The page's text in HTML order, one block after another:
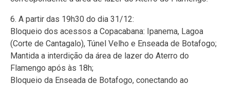
6. A partir das 19h30 do dia 31/12:
Bloqueio dos acessos a Copacabana: Ipanema, Lagoa
(Corte de Cantagalo), Túnel Velho e Enseada de Botafogo;
Mantida a interdição da área de lazer do Aterro do
Flamengo após às 18h;
Bloqueio da Enseada de Botafogo, conectando ao